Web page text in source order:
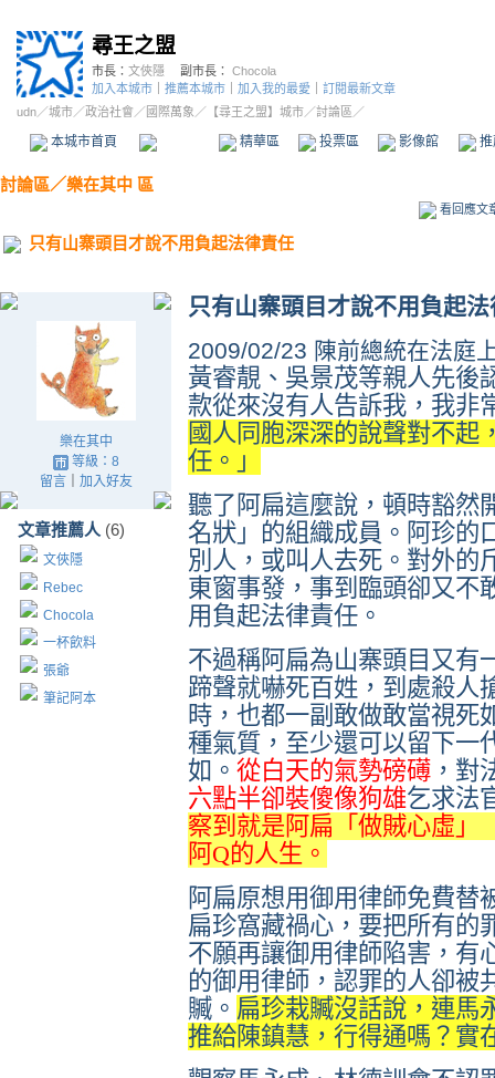
尋王之盟
市長： 文俠隱 副市長： Chocola
加入本城市
推薦本城市 加入我的最愛
訂閱最新文章
udn／城市／政治社會 ／國際萬象 ／ 【尋王之盟】城市／討論區／
本城市首頁 精華區 投票區 影像館
討論區／樂在其中 區
看回應文
只有山寨頭目才說不用負起法律責任
樂在其中
等級：8
留言｜ 加入好友
文章推薦人 (6)
文俠隱
Rebec
Chocola
一杯飲料
張爺
筆記阿本
只有山寨頭目才說不用負起
2009/02/23 陳前總統在法庭
黃睿靚、吳景茂等親人先後
款從來沒有人告訴我，我非
國人同胞深深的說聲對不起
任。」
聽了阿扁這麼說，頓時豁然
名狀」的組織成員。阿珍的
別人，或叫人去死。對外的
東窗事發，事到臨頭卻又不
用負起法律責任。
不過稱阿扁為山寨頭目又有
蹄聲就嚇死百姓，到處殺人
時，也都一副敢做敢當視死
種氣質，至少還可以留下一
如。 從白天的氣勢磅礡 ，對
六點半卻裝傻像狗雄乞求法
察到就是阿扁「做賊心虛」
阿Q的人生。
阿扁原想用御用律師免費替
扁珍窩藏禍心，要把所有的
不願再讓御用律師陷害，有
的御用律師，認罪的人卻被
贓。 扁珍栽贓沒話說，連馬
推給陳鎮慧，行得通嗎？實